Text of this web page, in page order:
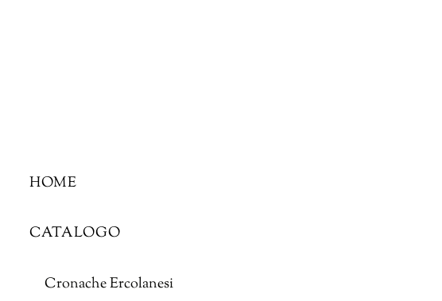
HOME
CATALOGO
Cronache Ercolanesi